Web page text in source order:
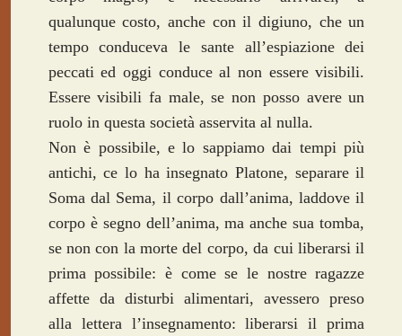
qualunque costo, anche con il digiuno, che un
tempo conduceva le sante all’espiazione dei
peccati ed oggi conduce al non essere visibili.
Essere visibili fa male, se non posso avere un
ruolo in questa società asservita al nulla.
Non è possibile, e lo sappiamo dai tempi più
antichi, ce lo ha insegnato Platone, separare il
Soma dal Sema, il corpo dall’anima, laddove il
corpo è segno dell’anima, ma anche sua tomba,
se non con la morte del corpo, da cui liberarsi il
prima possibile: è come se le nostre ragazze
affette da disturbi alimentari, avessero preso
alla lettera l’insegnamento: liberarsi il prima